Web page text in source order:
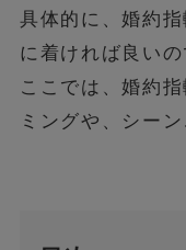
具体的に、婚約
に着ければ良いの
ここでは、婚約
ミングや、シー